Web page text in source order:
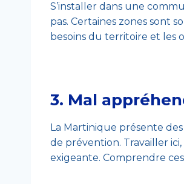
S’installer dans une
pas. Certaines zones sont
besoins du territoire et les
3. Mal
La Martinique présente
de prévention. Travailler
exigeante. Comprendre